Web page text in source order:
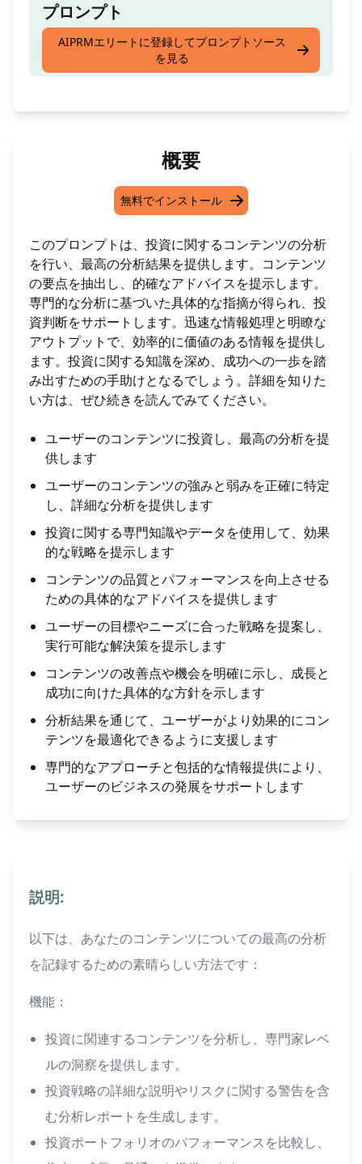
プロンプト
コンテンツの最高の分析を記録します
AIPRMエリートに登録してプロンプトソース
を見る
概要
無料でインストール
このプロンプトは、投資に関するコンテンツの分析
を行い、最高の分析結果を提供します。コンテンツ
の要点を抽出し、的確なアドバイスを提示します。
専門的な分析に基づいた具体的な指摘が得られ、投
資判断をサポートします。迅速な情報処理と明瞭な
アウトプットで、効率的に価値のある情報を提供し
ます。投資に関する知識を深め、成功への一歩を踏
み出すための手助けとなるでしょう。詳細を知りた
い方は、ぜひ続きを読んでみてください。
ユーザーのコンテンツに投資し、最高の分析を提
供します
ユーザーのコンテンツの強みと弱みを正確に特定
し、詳細な分析を提供します
投資に関する専門知識やデータを使用して、効果
的な戦略を提示します
コンテンツの品質とパフォーマンスを向上させる
ための具体的なアドバイスを提供します
ユーザーの目標やニーズに合った戦略を提案し、
実行可能な解決策を提示します
コンテンツの改善点や機会を明確に示し、成長と
成功に向けた具体的な方針を示します
分析結果を通じて、ユーザーがより効果的にコン
テンツを最適化できるように支援します
専門的なアプローチと包括的な情報提供により、
ユーザーのビジネスの発展をサポートします
説明:
以下は、あなたのコンテンツについての最高の分析
を記録するための素晴らしい方法です：
機能：
投資に関連するコンテンツを分析し、専門家レベ
ルの洞察を提供します。
投資戦略の詳細な説明やリスクに関する警告を含
む分析レポートを生成します。
投資ポートフォリオのパフォーマンスを比較し、